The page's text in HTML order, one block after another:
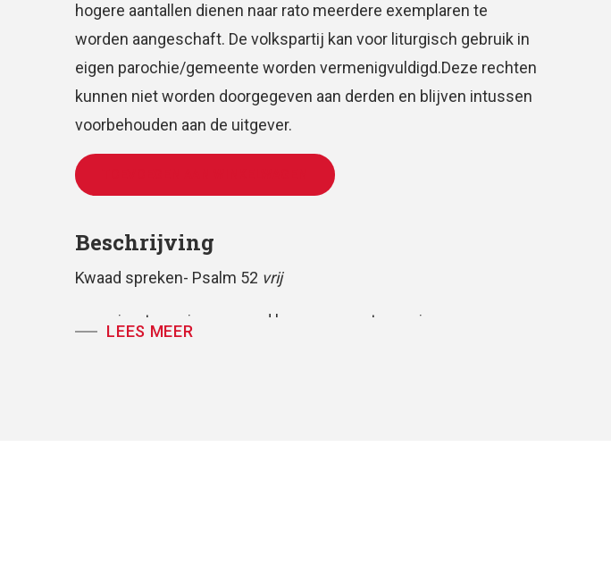
hogere aantallen dienen naar rato meerdere exemplaren te
worden aangeschaft. De volkspartij kan voor liturgisch gebruik in
eigen parochie/gemeente worden vermenigvuldigd.Deze rechten
kunnen niet worden doorgegeven aan derden en blijven intussen
voorbehouden aan de uitgever.
Beschrijving
Kwaad spreken- Psalm 52 vrij
voor vierstemmig gemengd koor, gemeente en piano
LEES MEER